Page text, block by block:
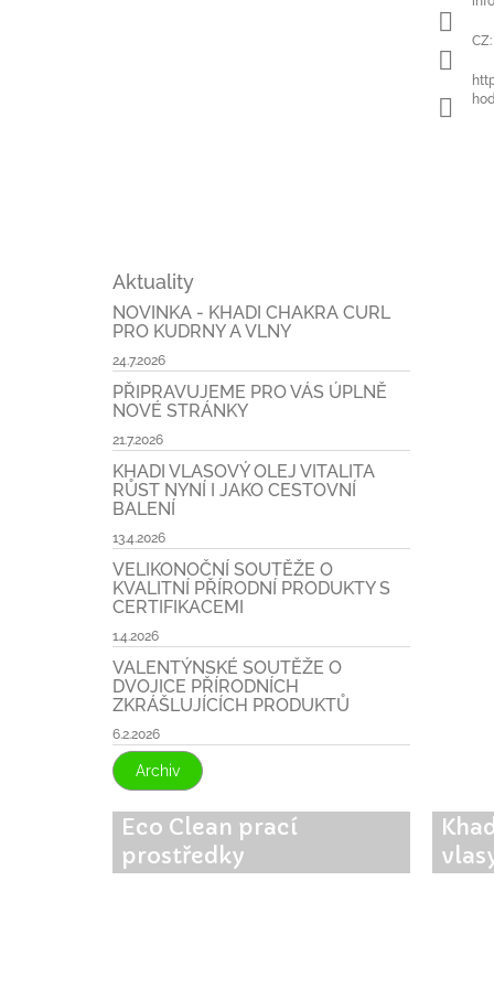
Aktuality
NOVINKA - KHADI CHAKRA CURL
PRO KUDRNY A VLNY
24.7.2026
PŘIPRAVUJEME PRO VÁS ÚPLNĚ
NOVÉ STRÁNKY
21.7.2026
KHADI VLASOVÝ OLEJ VITALITA
RŮST NYNÍ I JAKO CESTOVNÍ
BALENÍ
13.4.2026
VELIKONOČNÍ SOUTĚŽE O
KVALITNÍ PŘÍRODNÍ PRODUKTY S
CERTIFIKACEMI
1.4.2026
VALENTÝNSKÉ SOUTĚŽE O
DVOJICE PŘÍRODNÍCH
ZKRÁŠLUJÍCÍCH PRODUKTŮ
6.2.2026
Archiv
Eco Clean prací
prostředky